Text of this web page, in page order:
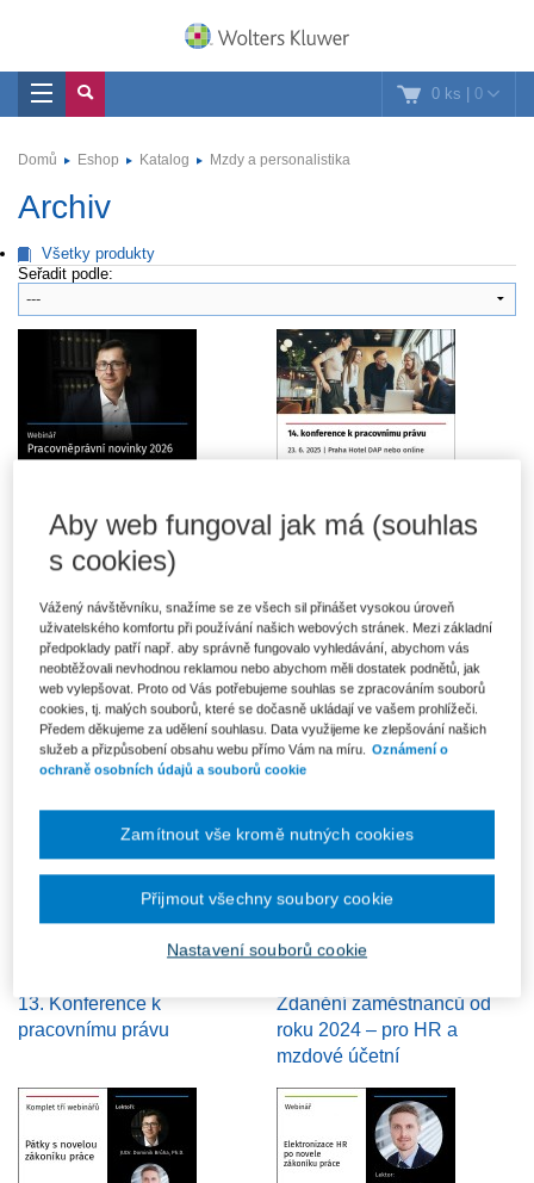
0 ks | 0
Domů Eshop Katalog Mzdy a personalistika
Archiv
Všetky produkty
Seřadit podle:
Pracovněprávní novinky
2026
14. konference k
pracovnímu právu
Jednotné měsíční hlášení
Flexibilní novela zákoníku
13. Konference k
pracovnímu právu
Zdanění zaměstnanců od
roku 2024 – pro HR a
mzdové účetní
Aby web fungoval jak má (souhlas
s cookies)
Vážený návštěvníku, snažíme se ze všech sil přinášet vysokou úroveň
uživatelského komfortu při používání našich webových stránek. Mezi základní
předpoklady patří např. aby správně fungovalo vyhledávání, abychom vás
neobtěžovali nevhodnou reklamou nebo abychom měli dostatek podnětů, jak
web vylepšovat. Proto od Vás potřebujeme souhlas se zpracováním souborů
cookies, tj. malých souborů, které se dočasně ukládají ve vašem prohlížeči.
Předem děkujeme za udělení souhlasu. Data využijeme ke zlepšování našich
služeb a přizpůsobení obsahu webu přímo Vám na míru.
Oznámení o
ochraně osobních údajů a souborů cookie
Nastavení souborů cookie
Zamítnout vše kromě nutných cookies
Přijmout všechny soubory cookie